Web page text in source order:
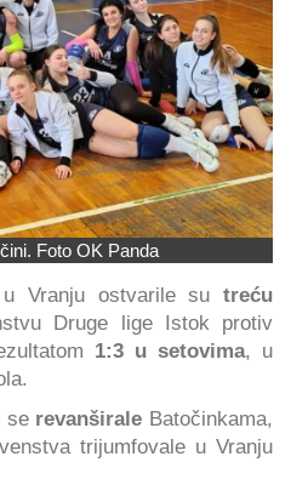
Foto OK Panda
Vranju ostvarile su treću
Druge lige Istok protiv
1:3 u setovima, u
se revanširale Batočinkama,
trijumfovale u Vranju